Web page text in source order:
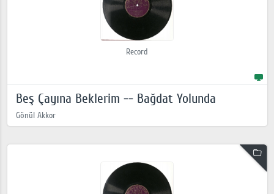
Record
Beş Çayına Beklerim -- Bağdat Yolunda
Gönül Akkor